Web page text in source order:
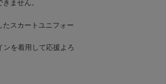
ません。
スカートユニフォー
ンを着用して応援よろ